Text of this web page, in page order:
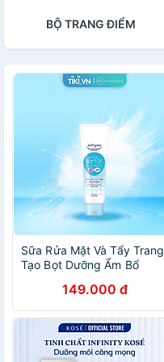
BỘ TRANG ĐIỂM
Sữa Rửa Mặt Và Tẩy Trang
Tạo Bọt Dưỡng Ẩm Bổ
Kóse Nhật Bản 190g
149.000 đ